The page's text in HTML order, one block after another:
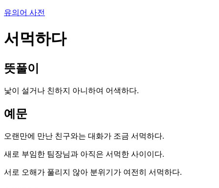
유의어 사전
서먹하다
뜻풀이
낯이 설거나 친하지 아니하여 어색하다.
예문
오랜만에 만난 친구와는 대화가 조금 서먹하다.
새로 부임한 팀장님과 아직은 서먹한 사이이다.
서로 오해가 풀리지 않아 분위기가 여전히 서먹하다.